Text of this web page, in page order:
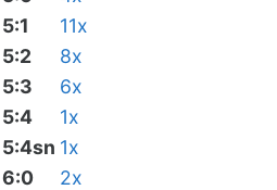
5:1
11x
5:2
8x
5:3
6x
5:4
1x
5:4sn 1x
6:0
2x